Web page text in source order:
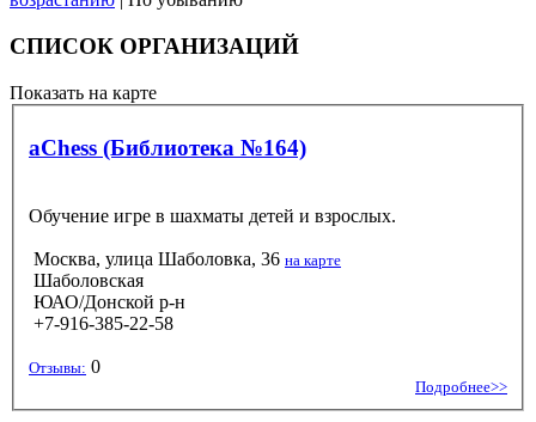
СПИСОК ОРГАНИЗАЦИЙ
Показать на карте
aChess (Библиотека №164)
Обучение игре в шахматы детей и взрослых.
Москва, улица Шаболовка, 36 на карте
Шаболовская
ЮАО/Донской р-н
+7-916-385-22-58
Отзывы: 0
Подробнее>>